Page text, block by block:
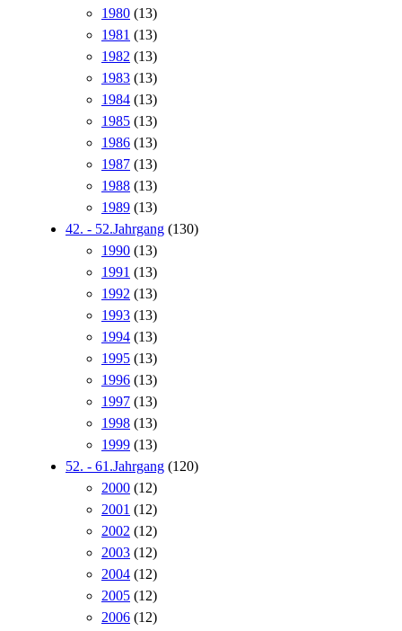
1980 (13)
1981 (13)
1982 (13)
1983 (13)
1984 (13)
1985 (13)
1986 (13)
1987 (13)
1988 (13)
1989 (13)
42. - 52.Jahrgang (130)
1990 (13)
1991 (13)
1992 (13)
1993 (13)
1994 (13)
1995 (13)
1996 (13)
1997 (13)
1998 (13)
1999 (13)
52. - 61.Jahrgang (120)
2000 (12)
2001 (12)
2002 (12)
2003 (12)
2004 (12)
2005 (12)
2006 (12)